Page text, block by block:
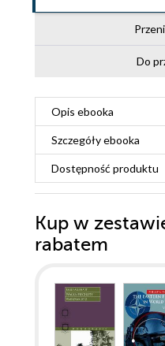
Do
Opis ebooka
Szczegółyebooka
Dostępność produktu
Kup w
rabatem